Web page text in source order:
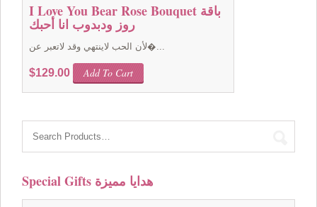
I Love You Bear Rose Bouquet باقة
روز ودبدوب انا أحبك
لأن الحب لاينتهي وقد لاتعبر عن�...
$129.00 Add To Cart
Special Gifts هدايا مميزة